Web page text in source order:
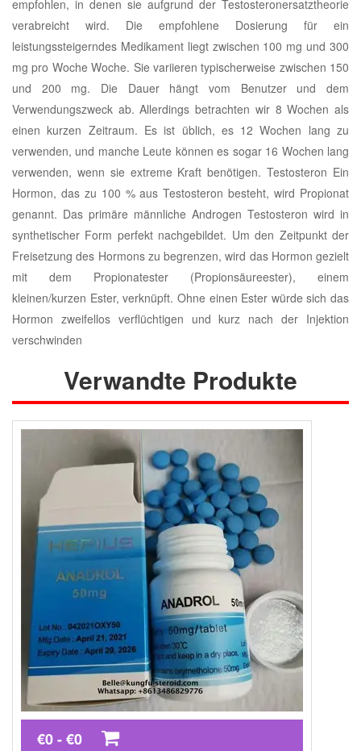
empfohlen, in denen sie aufgrund der Testosteronersatztheorie
verabreicht wird. Die empfohlene Dosierung für ein
leistungssteigerndes Medikament liegt zwischen 100 mg und 300
mg pro Woche Woche. Sie variieren typischerweise zwischen 150
und 200 mg. Die Dauer hängt vom Benutzer und dem
Verwendungszweck ab. Allerdings betrachten wir 8 Wochen als
einen kurzen Zeitraum. Es ist üblich, es 12 Wochen lang zu
verwenden, und manche Leute können es sogar 16 Wochen lang
verwenden, wenn sie extreme Kraft benötigen. Testosteron Ein
Hormon, das zu 100 % aus Testosteron besteht, wird Propionat
genannt. Das primäre männliche Androgen Testosteron wird in
synthetischer Form perfekt nachgebildet. Um den Zeitpunkt der
Freisetzung des Hormons zu begrenzen, wird das Hormon gezielt
mit dem Propionatester (Propionsäureester), einem
kleinen/kurzen Ester, verknüpft. Ohne einen Ester würde sich das
Hormon zweifellos verflüchtigen und kurz nach der Injektion
verschwinden
Verwandte Produkte
€0 - €0